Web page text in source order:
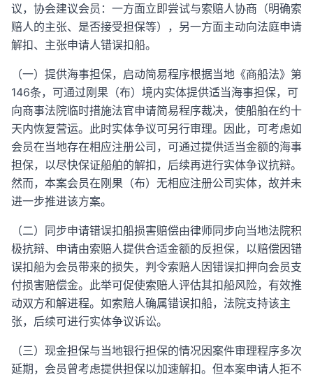
议，协会建议会员：一方面立即尝试与索赔人协商（明确索
赔人的主张、是否接受担保等），另一方面主动向法庭申请
解扣、主张申请人错误扣船。
（一）提供海事担保，启动简易程序根据当地《商船法》第
146条，可通过刚果（布）境内实体提供适当海事担保，可
向商事法院临时措施法官申请简易程序裁决，使船舶在约十
天内恢复营运。此时实体争议可另行审理。因此，可考虑如
会员在当地存在相应注册公司，可通过提供适当金额的海事
担保，以尽快保证船舶的解扣，后续再进行实体争议抗辩。
然而，本案会员在刚果（布）无相应注册公司实体，故并未
进一步推进该方案。
（二）同步申请错误扣船损害赔偿由律师同步向当地法院积
极抗辩、申请由索赔人提供合适金额的反担保，以赔偿因错
误扣船为会员带来的损失，判令索赔人因错误扣押向会员支
付损害赔偿金。此举可促使索赔人评估其扣船风险，有效推
动双方和解进程。如索赔人确属错误扣船，法院支持该主
张，后续可进行实体争议诉讼。
（三）现金担保与当地银行担保的情况因案件审理程序多次
延期，会员曾考虑提供担保以加速解扣。但本案申请人拒不